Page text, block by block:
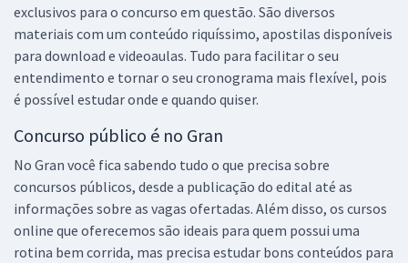
exclusivos para o concurso em questão. São diversos
materiais com um conteúdo riquíssimo, apostilas disponíveis
para download e videoaulas. Tudo para facilitar o seu
entendimento e tornar o seu cronograma mais flexível, pois
é possível estudar onde e quando quiser.
Concurso público é no Gran
No Gran você fica sabendo tudo o que precisa sobre
concursos públicos, desde a publicação do edital até as
informações sobre as vagas ofertadas. Além disso, os cursos
online que oferecemos são ideais para quem possui uma
rotina bem corrida, mas precisa estudar bons conteúdos para